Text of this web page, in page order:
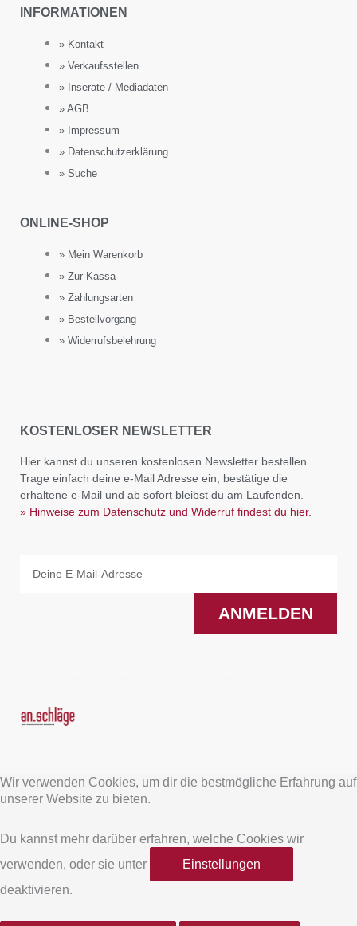
INFORMATIONEN
» Kontakt
» Verkaufsstellen
» Inserate / Mediadaten
» AGB
» Impressum
» Datenschutzerklärung
» Suche
ONLINE-SHOP
» Mein Warenkorb
» Zur Kassa
» Zahlungsarten
» Bestellvorgang
» Widerrufsbelehrung
KOSTENLOSER NEWSLETTER
Hier kannst du unseren kostenlosen Newsletter bestellen.
Trage einfach deine e-Mail Adresse ein, bestätige die
erhaltene e-Mail und ab sofort bleibst du am Laufenden.
» Hinweise zum Datenschutz und Widerruf findest du hier.
ANMELDEN
a
e
b
Wir verwenden Cookies, um dir die bestmögliche Erfahrung auf
unserer Website zu bieten.
Du kannst mehr darüber erfahren, welche Cookies wir
verwenden, oder sie unter
Einstellungen
deaktivieren.